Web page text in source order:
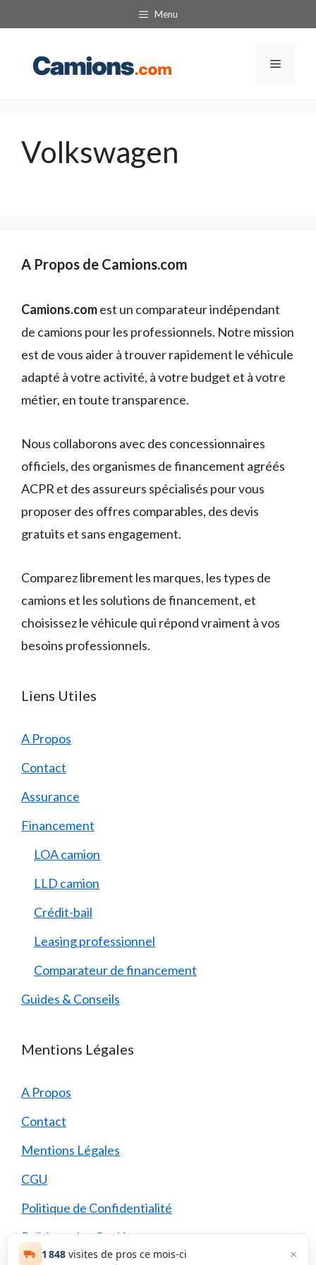
au
contenu
Menu
Menu
Volkswagen
A Propos de Camions.com
Camions.comest un comparateur indépendant
de camions pour les professionnels. Notre mission
est de vous aider à trouver rapidement le véhicule
adapté à votre activité, à votre budget et à votre
métier, en toute transparence.
Nous collaborons avec des concessionnaires
officiels, des organismes de financement agréés
ACPR et des assureurs spécialisés pour vous
proposer des offres comparables, des devis
gratuits et sans engagement.
Comparez librement les marques, les types de
camions et les solutions de financement, et
choisissez le véhicule qui répond vraiment à vos
besoins professionnels.
Liens Utiles
A Propos
Contact
Assurance
Financement
LOA camion
LLD camion
Crédit-bail
Leasing professionnel
Comparateur de financement
Guides & Conseils
Mentions Légales
A Propos
Contact
Mentions Légales
CGU
Politique de Confidentialité
Politique des Cookies
1 848 visites de pros ce mois-ci ×